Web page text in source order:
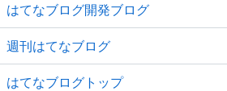
はてなブログ開発ブログ
週刊はてなブログ
はてなブログトップ